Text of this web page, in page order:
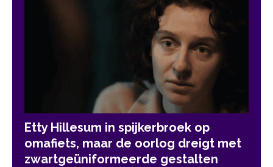
Etty Hillesum in spijkerbroek op
omafiets, maar de oorlog dreigt met
zwartgeüniformeerde gestalten